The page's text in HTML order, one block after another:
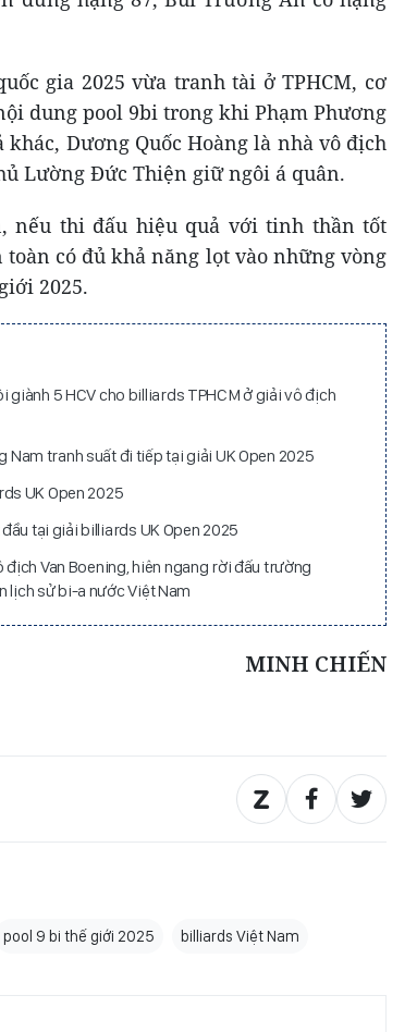
gia 2025 vừa tranh tài ở TPHCM, cơ
dung pool 9bi trong khi Phạm Phương
Dương Quốc Hoàng là nhà vô địch
Lường Đức Thiện giữ ngôi á quân.
nếu thi đấu hiệu quả với tinh thần tốt
có đủ khả năng lọt vào những vòng
2025.
5 HCV cho billiards TPHCM ở giải vô địch
Nam tranh suất đi tiếp tại giải UK Open 2025
UK Open 2025
tại giải billiards UK Open 2025
Van Boening, hiên ngang rời đấu trường
lịch sử bi-a nước Việt Nam
MINH CHIẾN
pool 9 bi thế giới 2025 billiards Việt Nam